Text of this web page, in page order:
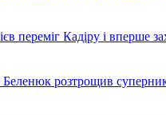
переміг Кадіру і вперше
розтрощив